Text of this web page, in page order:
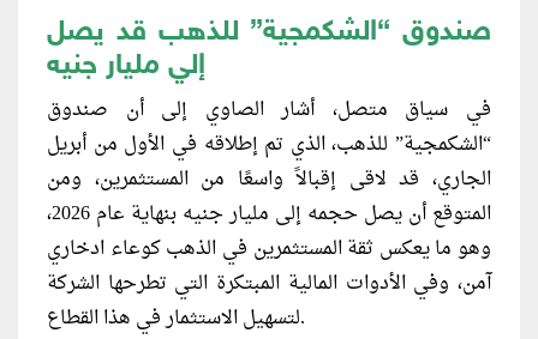
صندوق “الشكمجية” للذهب قد يصل
في سياق متصل، أشار الصاوي إلى أن صندوق
“الشكمجية” للذهب، الذي تم إطلاقه في الأول من أبريل
الجاري، قد لاقى إقبالاً واسعًا من المستثمرين، ومن
المتوقع أن يصل حجمه إلى مليار جنيه بنهاية عام 2026،
وهو ما يعكس ثقة المستثمرين في الذهب كوعاء ادخاري
آمن، وفي الأدوات المالية المبتكرة التي تطرحها الشركة
لتسهيل الاستثمار في هذا القطاع.